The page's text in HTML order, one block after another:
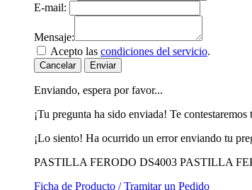
E-mail:
Mensaje:
Acepto las condiciones del servicio.
Cancelar Enviar
Enviando, espera por favor...
¡Tu pregunta ha sido enviada! Te
¡Lo siento! Ha ocurrido un error enviando tu
PASTILLA FERODO DS4003 PASTILLA
Ficha de Producto / Tramitar un Pedido